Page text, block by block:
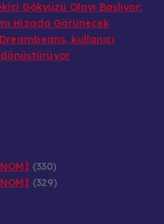
Gökyüzü Olayı Başlıyor:
Hizada Görünecek
kullanıcı
(330)
(329)